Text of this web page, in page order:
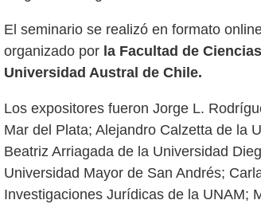
El seminario se realizó en formato
organizado por la Facultad de
Universidad Austral de Chile.
Los expositores fueron Jorge L.
Mar del Plata; Alejandro Calzetta de la
Beatriz Arriagada de la Universidad
Universidad Mayor de San Andrés;
Investigaciones Jurídicas de la UNAM;